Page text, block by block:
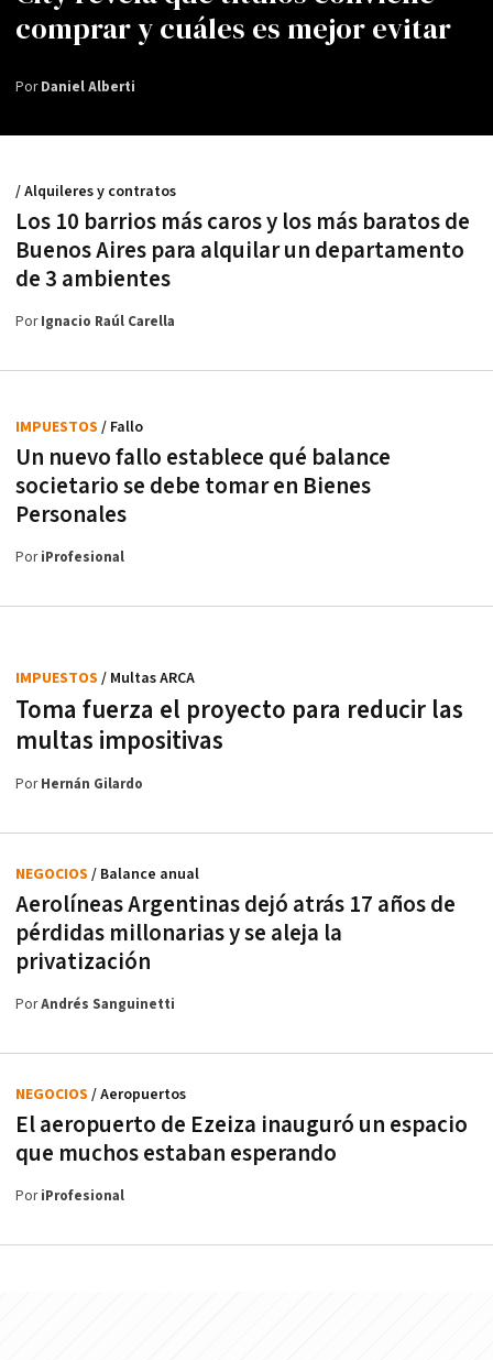
comprar y cuáles es mejor evitar
PorDaniel Alberti
Los 10 barrios más caros y los más baratos de
Buenos Aires para alquilar un departamento
de 3 ambientes
/ Alquileres y contratos
PorIgnacio Raúl Carella
Un nuevo fallo establece qué balance
societario se debe tomar en Bienes
Personales
IMPUESTOS / Fallo
PoriProfesional
Toma fuerza el proyecto para reducir las
multas impositivas
IMPUESTOS / Multas ARCA
PorHernán Gilardo
Aerolíneas Argentinas dejó atrás 17 años de
pérdidas millonarias y se aleja la
privatización
NEGOCIOS / Balance anual
PorAndrés Sanguinetti
El aeropuerto de Ezeiza inauguró un espacio
que muchos estaban esperando
NEGOCIOS / Aeropuertos
PoriProfesional